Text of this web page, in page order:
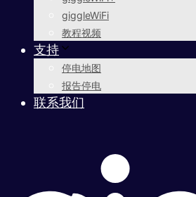
giggleWiFi
教程视频
支持
停电地图
报告停电
联系我们